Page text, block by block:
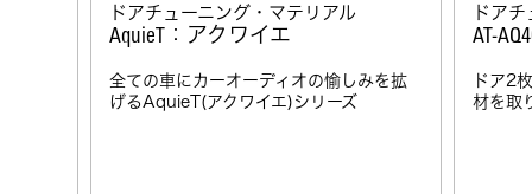
ドアチューニング・マテリアル
AquieT ：アクワイエ
全ての車にカーオーディオの愉しみを拡
げるAquieT(アクワイエ)シリーズ
ドア
AT-
ドア2
材を取